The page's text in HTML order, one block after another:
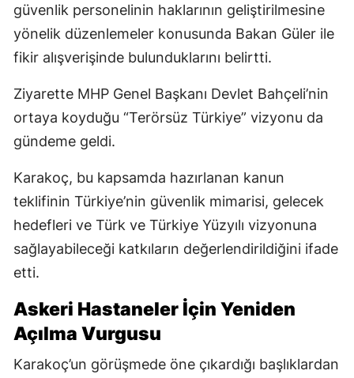
güvenlik personelinin haklarının geliştirilmesine
yönelik düzenlemeler konusunda Bakan Güler ile
fikir alışverişinde bulunduklarını belirtti.
Ziyarette MHP Genel Başkanı Devlet Bahçeli’nin
ortaya koyduğu “Terörsüz Türkiye” vizyonu da
gündeme geldi.
Karakoç, bu kapsamda hazırlanan kanun
teklifinin Türkiye’nin güvenlik mimarisi, gelecek
hedefleri ve Türk ve Türkiye Yüzyılı vizyonuna
sağlayabileceği katkıların değerlendirildiğini ifade
etti.
Askeri Hastaneler İçin Yeniden
Açılma Vurgusu
Karakoç’un görüşmede öne çıkardığı başlıklardan